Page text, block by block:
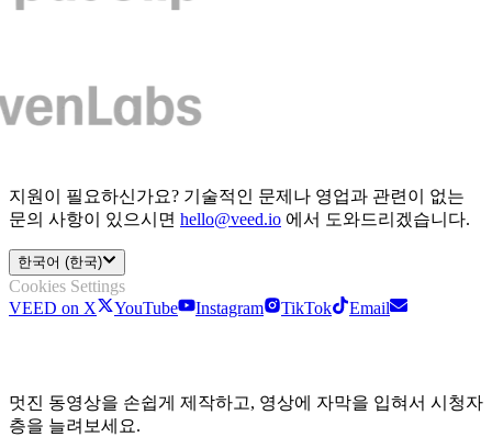
지원이 필요하신가요? 기술적인 문제나 영업과 관련이 없는
문의 사항이 있으시면 hello@veed.io 에서 도와드리겠습니다.
한국어 (한국)
Cookies Settings
VEED on X
YouTube Instagram TikTok Email
멋진 동영상을 손쉽게 제작하고, 영상에 자막을 입혀서 시청자
층을 늘려보세요.